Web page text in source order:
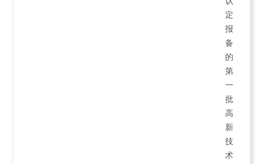
定
报
备
的
第
一
批
高
新
技
术